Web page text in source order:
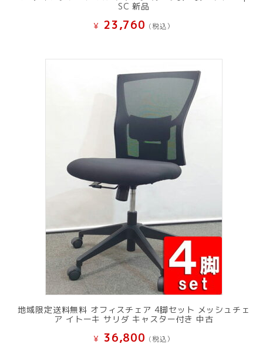
SC 新品
¥ 23,760 (税込）
地域限定送料無料 オフィスチェア 4脚セット メッシュチェ
ア イトーキ サリダ キャスター付き 中古
¥ 36,800 (税込）